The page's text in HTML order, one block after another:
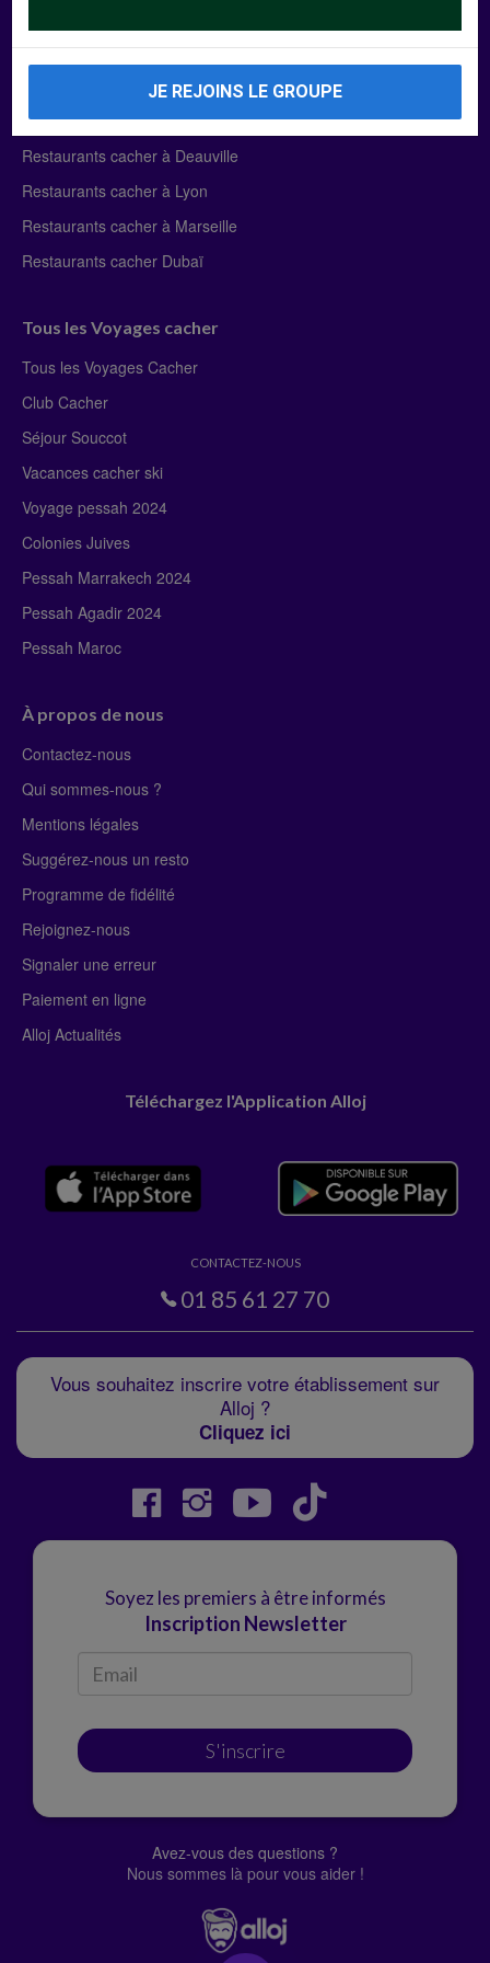
Manger Cacher
Liste des restaurants cacher
Restaurants cacher à Paris
Restaurants cacher à Deauville
Restaurants cacher à Lyon
Restaurants cacher à Marseille
Restaurants cacher Dubaï
Tous les Voyages cacher
Tous les Voyages Cacher
Club Cacher
Séjour Souccot
Vacances cacher ski
Voyage pessah 2024
Colonies Juives
Pessah Marrakech 2024
Pessah Agadir 2024
Pessah Maroc
À propos de nous
Contactez-nous
Qui sommes-nous ?
Mentions légales
Suggérez-nous un resto
Programme de fidélité
Rejoignez-nous
Signaler une erreur
Paiement en ligne
Alloj Actualités
Téléchargez l'Application Alloj
CONTACTEZ-NOUS
01 85 61 27 70
Vous souhaitez inscrire votre établissement sur
Alloj ?
Cliquez ici
Soyez les premiers à être informés
Inscription Newsletter
S'inscrire
Avez-vous des questions ?
Nous sommes là pour vous aider !
JE REJOINS LE GROUPE